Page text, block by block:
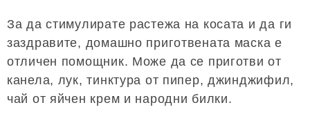
За да стимулирате растежа на косата и да ги
заздравите, домашно приготвената маска е
отличен помощник. Може да се приготви от
канела, лук, тинктура от пипер, джинджифил,
чай от яйчен крем и народни билки.